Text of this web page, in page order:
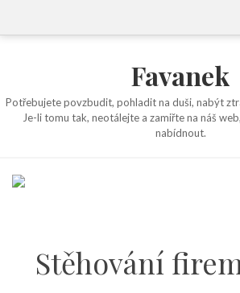
Favanek
Potřebujete povzbudit, pohladit na duši, nabýt
Je-li tomu tak, neotálejte a zamiřte na náš
nabídnout.
Stěhování